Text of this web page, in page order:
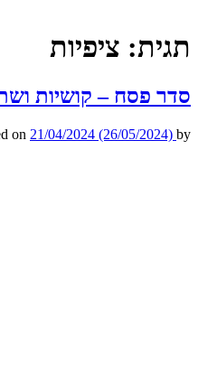
תגית: ציפיות
סדר פסח – קושיות
on 21/04/2024 (26/05/2024) by